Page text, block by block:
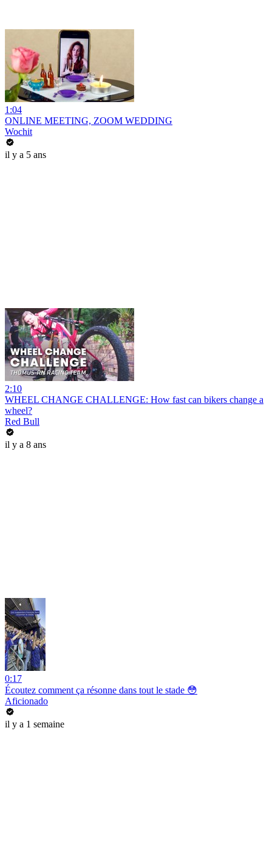
1:04
ONLINE MEETING, ZOOM WEDDING
Wochit
il y a 5 ans
2:10
WHEEL CHANGE CHALLENGE: How fast can bikers change a
wheel?
Red Bull
il y a 8 ans
0:17
Écoutez comment ça résonne dans tout le stade 😳
Aficionado
il y a 1 semaine